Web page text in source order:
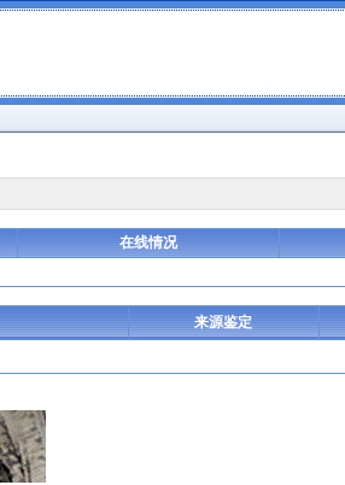
在线情况
来源鉴定